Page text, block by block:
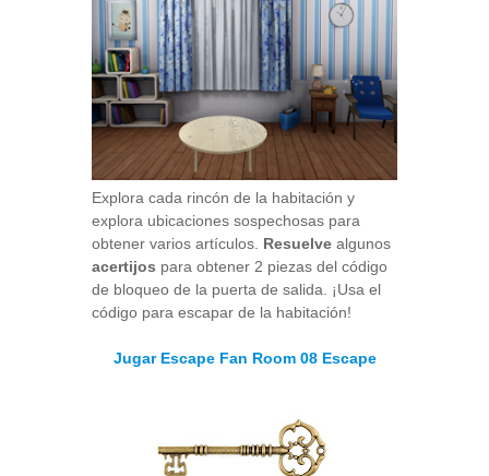
Explora cada rincón de la habitación y
explora ubicaciones sospechosas para
obtener varios artículos. Resuelve algunos
acertijos para obtener 2 piezas del código
de bloqueo de la puerta de salida. ¡Usa el
código para escapar de la habitación!
Jugar Escape Fan Room 08 Escape